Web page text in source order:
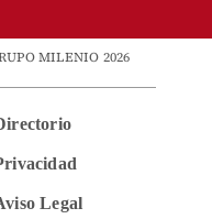
MILENIO 2026
Legal